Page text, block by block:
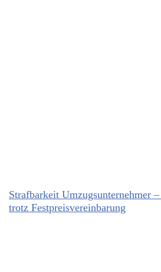
Strafbarkeit Umzugsunternehmer
trotz Festpreisvereinbarung